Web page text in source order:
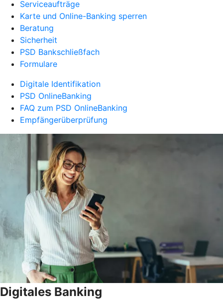
Serviceaufträge
Karte und Online-Banking sperren
Beratung
Sicherheit
PSD Bankschließfach
Formulare
Digitale Identifikation
PSD OnlineBanking
FAQ zum PSD OnlineBanking
Empfängerüberprüfung
Digitales Banking